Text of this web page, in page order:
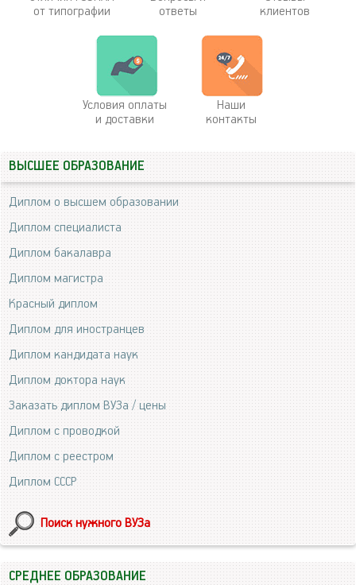
от типографии
ответы
клиентов
Условия оплаты
и доставки
Наши
контакты
ВЫСШЕЕ ОБРАЗОВАНИЕ
Диплом о высшем образовании
Диплом специалиста
Диплом бакалавра
Диплом магистра
Красный диплом
Диплом для иностранцев
Диплом кандидата наук
Диплом доктора наук
Заказать диплом ВУЗа / цены
Диплом с проводкой
Диплом с реестром
Диплом СССР
Поиск нужного ВУЗа
СРЕДНЕЕ ОБРАЗОВАНИЕ